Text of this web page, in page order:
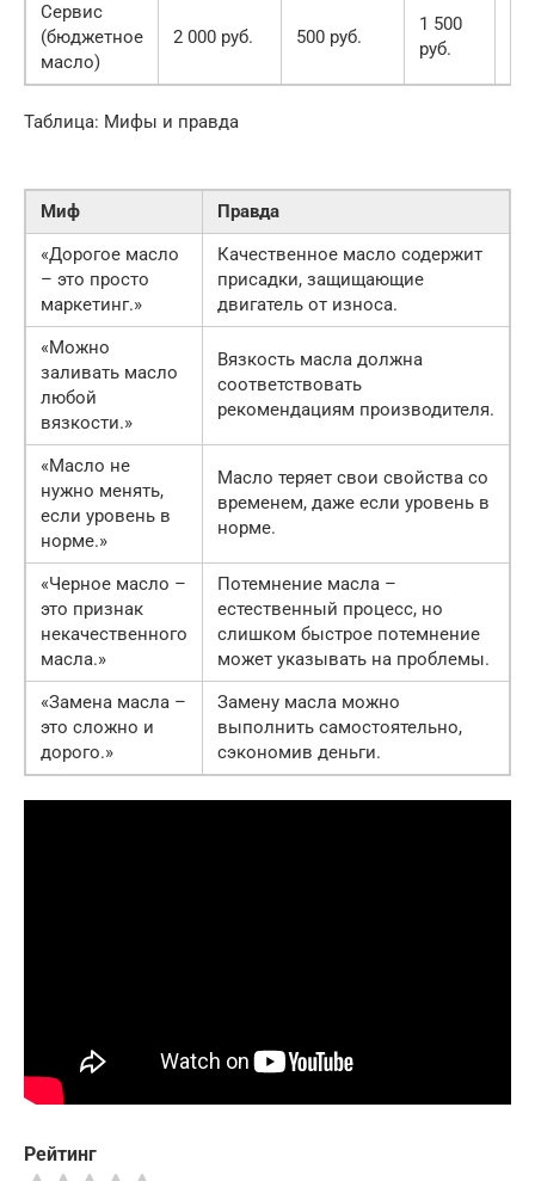
Сервис
(бюджетное
масло)
2 000 руб. 500 руб.
1 500
руб.
Таблица: Мифы и правда
Миф
Правда
«Дорогое масло
– это просто
маркетинг.»
Качественное масло содержит
присадки, защищающие
двигатель от износа.
«Можно
заливать масло
любой
вязкости.»
Вязкость масла должна
соответствовать
рекомендациям производителя.
«Масло не
нужно менять,
если уровень в
норме.»
Масло теряет свои свойства со
временем, даже если уровень в
норме.
«Черное масло –
это признак
некачественного
масла.»
Потемнение масла –
естественный процесс, но
слишком быстрое потемнение
может указывать на проблемы.
«Замена масла –
это сложно и
дорого.»
Замену масла можно
выполнить самостоятельно,
сэкономив деньги.
Рейтинг